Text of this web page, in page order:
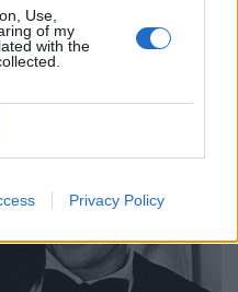
Use,
of my
with the
Privacy Policy